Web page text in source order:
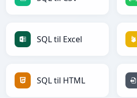
SQL til Excel
SQL til HTML